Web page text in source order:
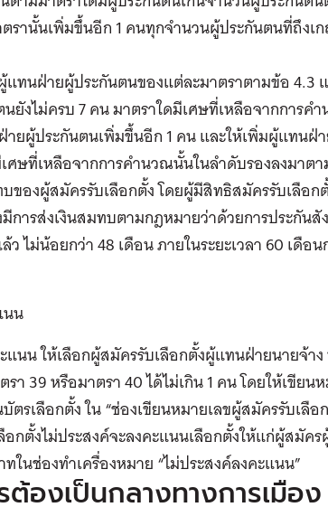
รานั้นเพิ่มขึ้นอีก 1 คนทุกจำนวนผู้ประกันตนที่ถึง
แทนฝ่ายผู้ประกันตนของแต่ละมาตราตามข้อ 4.3
ยังไม่ครบ 7 คน มาตราใดมีเศษที่เหลือจากการ
ยผู้ประกันตนเพิ่มขึ้นอีก 1 คน และให้เพิ่มผู้แทนฝ่
ศษที่เหลือจากการคำนวณนั้นในลำดับรองลงมาต
ของผู้สมัครรับเลือกตั้ง โดยผู้มีสิทธิสมัครรับเลือ
ารส่งเงินสมทบตามกฎหมายว่าด้วยการประกันสั
ไม่น้อยกว่า 48 เดือน ภายในระยะเวลา 60 เดือ
นน
แนน ให้เลือกผู้สมัครรับเลือกตั้งผู้แทนฝ่ายนายจ้
า 39 หรือมาตรา 40 ได้ไม่เกิน 1 คน โดยให้เขีย
ตรเลือกตั้ง ใน “ช่องเขียนหมายเลขผู้สมัครรับเลือ
กตั้งไม่ประสงค์จะลงคะแนนเลือกตั้งให้แก่ผู้สมัค
ในช่องทำเครื่องหมาย “ไม่ประสงค์ลงคะแนน”
ต้องเป็นกลางทางการเมือง